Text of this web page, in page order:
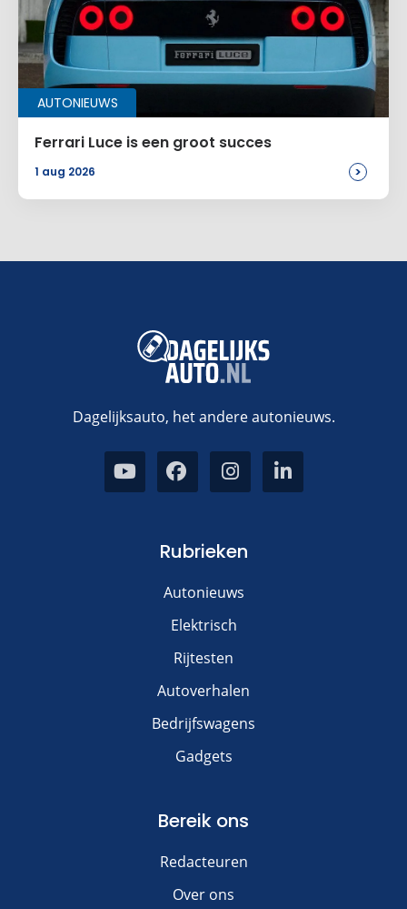
AUTONIEUWS
Ferrari Luce is een groot succes
1 aug 2026 >
Dagelijksauto, het andere autonieuws.
Rubrieken
Autonieuws
Elektrisch
Rijtesten
Autoverhalen
Bedrijfswagens
Gadgets
Bereik ons
Redacteuren
Over ons